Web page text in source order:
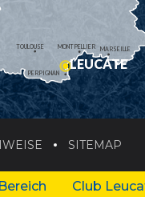
MONTPELLIER
PERPIGNAN
MARSEILLE
TOULOUSE
LEUCATE
SITEMAP
Club